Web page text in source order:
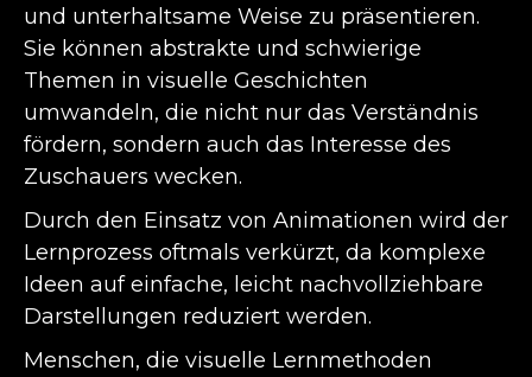
und unterhaltsame Weise zu präsentieren.
Sie können abstrakte und schwierige
Themen in visuelle Geschichten
umwandeln, die nicht nur das Verständnis
fördern, sondern auch das Interesse des
Zuschauers wecken.
Durch den Einsatz von Animationen wird der
Lernprozess oftmals verkürzt, da komplexe
Ideen auf einfache, leicht nachvollziehbare
Darstellungen reduziert werden.
Menschen, die visuelle Lernmethoden